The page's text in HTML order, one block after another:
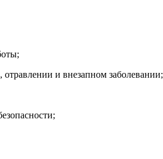
и внезапном заболевании;